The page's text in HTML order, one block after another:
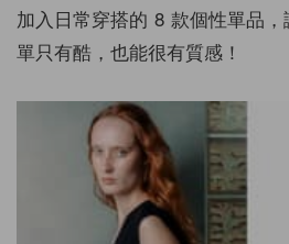
加入日常穿搭的 8 款個性單品
單只有酷，也能很有質感！